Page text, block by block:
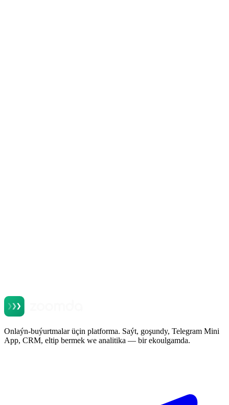
Onlaýn-buýurtmalar üçin platforma. Saýt, goşundy, Telegram Mini
App, CRM, eltip bermek we analitika — bir ekoulgamda.